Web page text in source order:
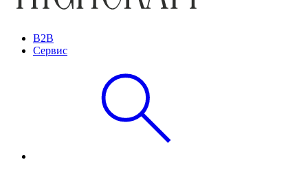
B2B
Сервис